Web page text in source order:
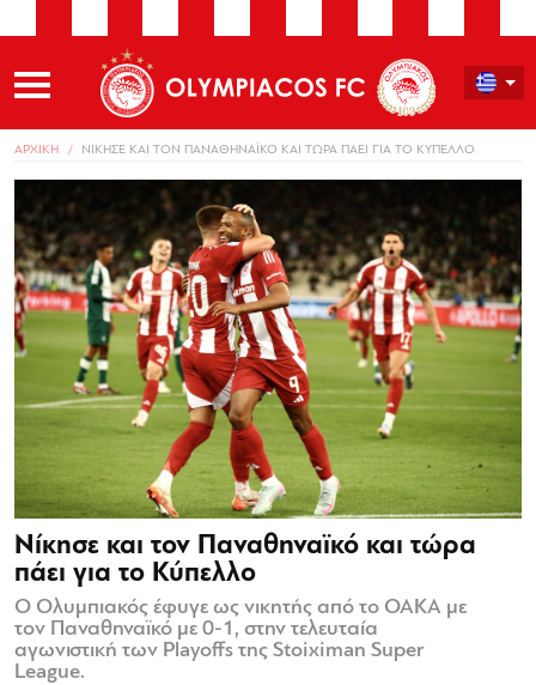
ΑΡΧΙΚΗ ΝΙΚΗΣΕ ΚΑΙ ΤΟΝ ΠΑΝΑΘΗΝΑΪΚΟ ΚΑΙ ΤΩΡΑ ΠΑΕΙ ΓΙΑ ΤΟ ΚΥΠΕΛΛΟ
Νίκησε και τον Παναθηναϊκό και τώρα
πάει για το Κύπελλο
Ο Ολυμπιακός έφυγε ως νικητής από το ΟΑΚΑ με
τον Παναθηναϊκό με 0-1, στην τελευταία
αγωνιστική των Playoffs της Stoiximan Super
League.